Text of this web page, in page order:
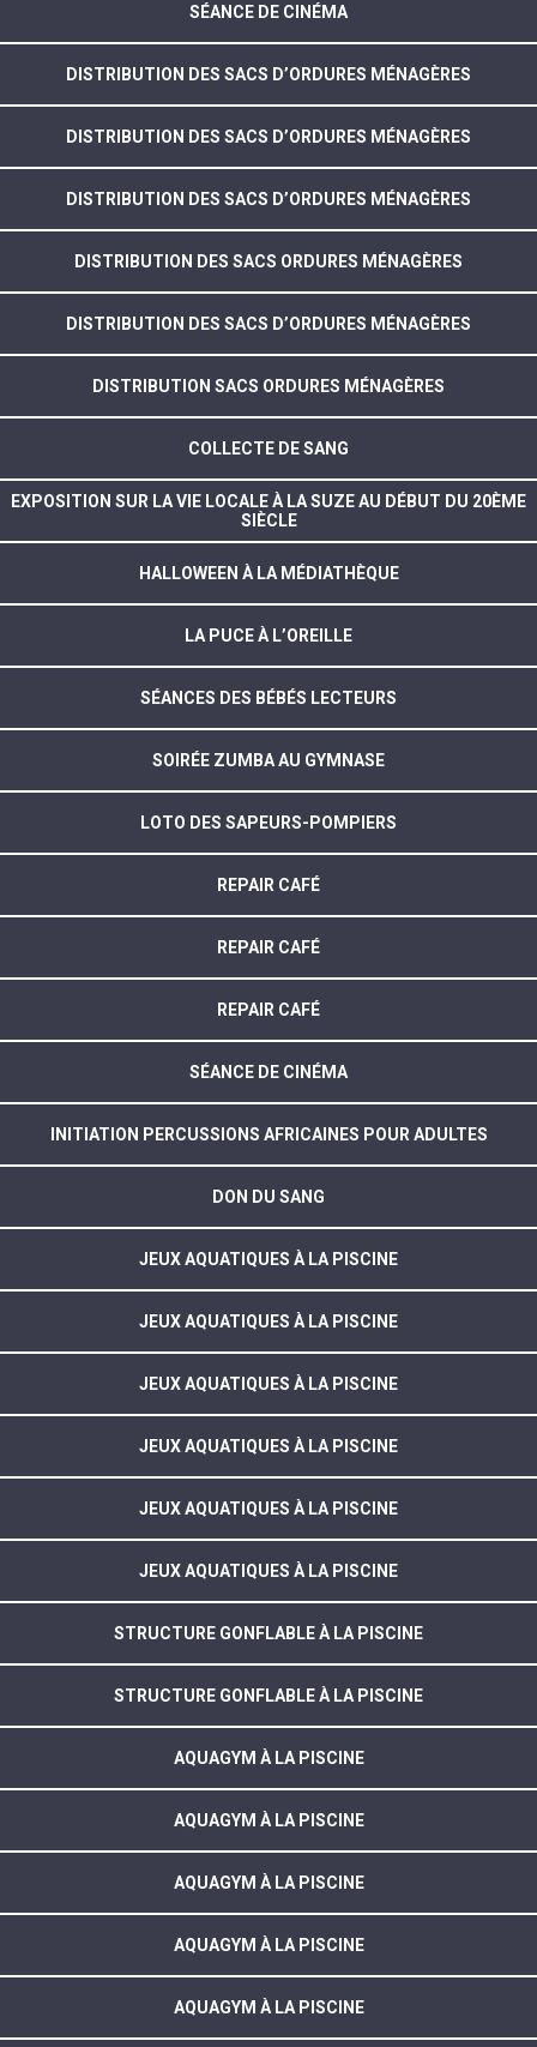
SÉANCE DE CINÉMA
DISTRIBUTION DES SACS D’ORDURES MÉNAGÈRES
DISTRIBUTION DES SACS D’ORDURES MÉNAGÈRES
DISTRIBUTION DES SACS D’ORDURES MÉNAGÈRES
DISTRIBUTION DES SACS ORDURES MÉNAGÈRES
DISTRIBUTION DES SACS D’ORDURES MÉNAGÈRES
DISTRIBUTION SACS ORDURES MÉNAGÈRES
COLLECTE DE SANG
EXPOSITION SUR LA VIE LOCALE À LA SUZE AU DÉBUT DU 20ÈME
SIÈCLE
HALLOWEEN À LA MÉDIATHÈQUE
LA PUCE À L’OREILLE
SÉANCES DES BÉBÉS LECTEURS
SOIRÉE ZUMBA AU GYMNASE
LOTO DES SAPEURS-POMPIERS
REPAIR CAFÉ
REPAIR CAFÉ
REPAIR CAFÉ
SÉANCE DE CINÉMA
INITIATION PERCUSSIONS AFRICAINES POUR ADULTES
DON DU SANG
JEUX AQUATIQUES À LA PISCINE
JEUX AQUATIQUES À LA PISCINE
JEUX AQUATIQUES À LA PISCINE
JEUX AQUATIQUES À LA PISCINE
JEUX AQUATIQUES À LA PISCINE
JEUX AQUATIQUES À LA PISCINE
STRUCTURE GONFLABLE À LA PISCINE
STRUCTURE GONFLABLE À LA PISCINE
AQUAGYM À LA PISCINE
AQUAGYM À LA PISCINE
AQUAGYM À LA PISCINE
AQUAGYM À LA PISCINE
AQUAGYM À LA PISCINE